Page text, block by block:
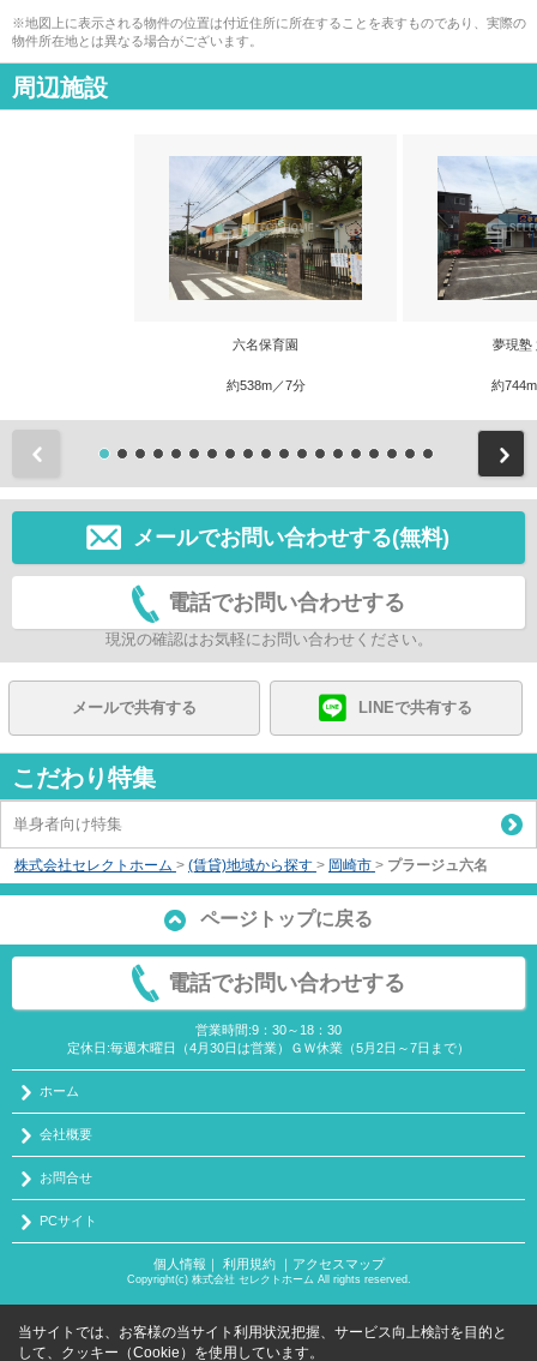
※地図上に表示される物件の位置は付近住所に所在することを表すものであり、実際の
物件所在地とは異なる場合がございます。
周辺施設
六名保育園
約538m／7分
夢現塾
約
メールでお問い合わせする(無料)
電話でお問い合わせする
現況の確認はお気軽にお問い合わせください。
メールで共有する LINEで共有する
こだわり特集
単身者向け特集
株式会社セレクトホーム > (賃貸)地域から探す > 岡崎市 > プラージュ六名
ページトップに戻る
電話でお問い合わせする
営業時間:9：30～18：30
定休日:毎週木曜日（4月30日は営業）ＧＷ休業（5月2日～7日まで）
ホーム
会社概要
お問合せ
PCサイト
個人情報 利用規約｜ アクセスマップ
Copyright(c) 株式会社 セレクトホーム All rights reserved.
当サイトでは、お客様の当サイト利用状況把握、サービス向上検討を目的と
して、クッキー（Cookie）を使用しています。